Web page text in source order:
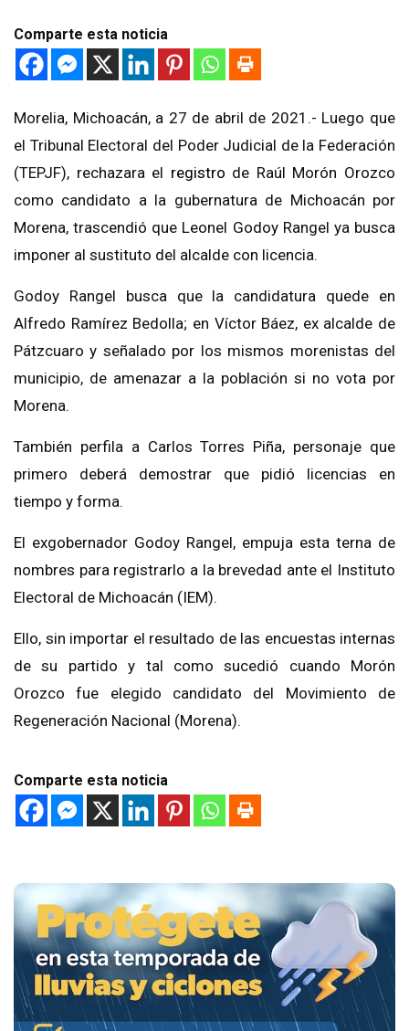
Comparte esta noticia
Morelia, Michoacán, a 27 de abril de 2021.- Luego que
el Tribunal Electoral del Poder Judicial de la Federación
(TEPJF), rechazara el registro de Raúl Morón Orozco
como candidato a la gubernatura de Michoacán por
Morena, trascendió que Leonel Godoy Rangel ya busca
imponer al sustituto del alcalde con licencia.
Godoy Rangel busca que la candidatura quede en
Alfredo Ramírez Bedolla; en Víctor Báez, ex alcalde de
Pátzcuaro y señalado por los mismos morenistas del
municipio, de amenazar a la población si no vota por
Morena.
También perfila a Carlos Torres Piña, personaje que
primero deberá demostrar que pidió licencias en
tiempo y forma.
El exgobernador Godoy Rangel, empuja esta terna de
nombres para registrarlo a la brevedad ante el Instituto
Electoral de Michoacán (IEM).
Ello, sin importar el resultado de las encuestas internas
de su partido y tal como sucedió cuando Morón
Orozco fue elegido candidato del Movimiento de
Regeneración Nacional (Morena).
Comparte esta noticia